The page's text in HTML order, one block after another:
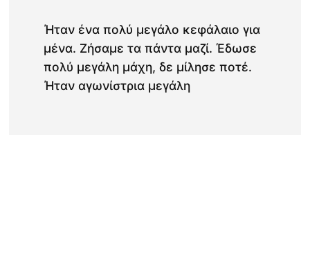
Ήταν ένα πολύ μεγάλο κεφάλαιο για
μένα. Ζήσαμε τα πάντα μαζί. Έδωσε
πολύ μεγάλη μάχη, δε μίλησε ποτέ.
Ήταν αγωνίστρια μεγάλη